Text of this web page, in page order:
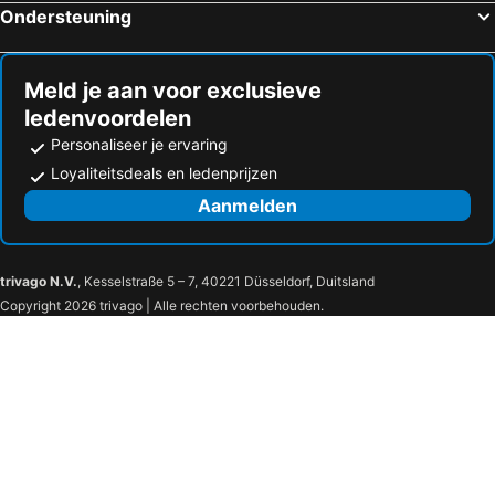
Hotels in Saint-Auban-sur-l'Ouvèze
Hotels in Vinsobres
Hotels in La Coucourde
Ondersteuning
Meld je aan voor exclusieve
ledenvoordelen
Personaliseer je ervaring
Loyaliteitsdeals en ledenprijzen
Aanmelden
trivago N.V., Kesselstraße 5 – 7, 40221 Düsseldorf, Duitsland
Copyright 2026 trivago | Alle rechten voorbehouden.